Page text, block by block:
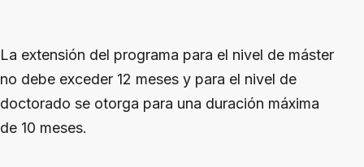
La extensión del programa para el nivel de máster
no debe exceder 12 meses y para el nivel de
doctorado se otorga para una duración máxima
de 10 meses.